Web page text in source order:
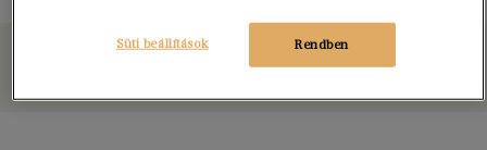
Rendben
Süti beállítások